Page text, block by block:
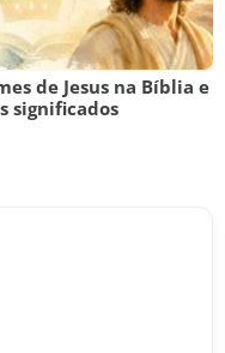
de Jesus na Bíblia e
significados